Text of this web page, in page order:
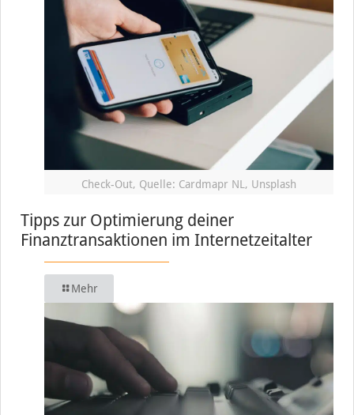
Check-Out, Quelle: Cardmapr NL, Unsplash
Tipps zur Optimierung deiner
Finanztransaktionen im Internetzeitalter
Mehr